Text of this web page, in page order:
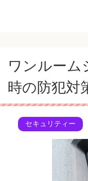
ワンルーム
時の防犯対
セキュリティー